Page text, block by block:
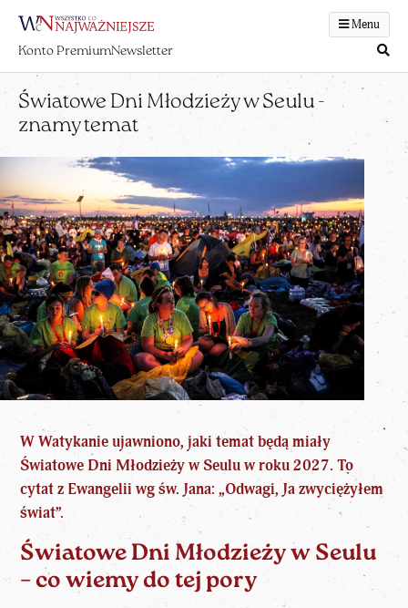
Menu
Konto PremiumNewsletter
Światowe Dni Młodzieży w Seulu -
znamy temat
W Watykanie ujawniono, jaki temat będą miały
Światowe Dni Młodzieży w Seulu w roku 2027. To
cytat z Ewangelii wg św. Jana: „Odwagi, Ja zwyciężyłem
świat”.
Światowe Dni Młodzieży w Seulu
– co wiemy do tej pory